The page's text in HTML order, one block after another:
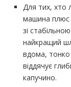
Для тих, хто
машина плюс
зі
найкращий
вдома, тонко
віддячує
капучино.